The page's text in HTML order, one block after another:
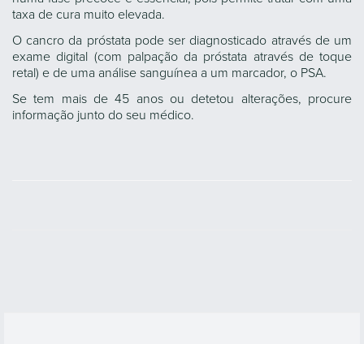
taxa de cura muito elevada.
O cancro da próstata pode ser diagnosticado através de um
exame digital (com palpação da próstata através de toque
retal) e de uma análise sanguínea a um marcador, o PSA.
Se tem mais de 45 anos ou detetou alterações, procure
informação junto do seu médico.